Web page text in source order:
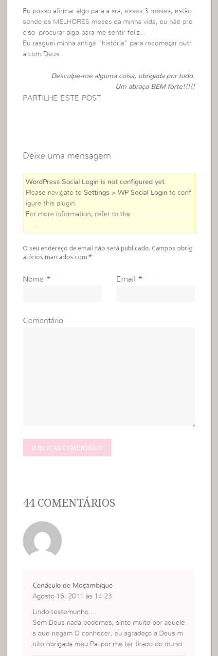
Eu posso afirmar algo para a sra, esses 3 meses, estão
sendo os MELHORES meses da minha vida, eu não pre
ciso procurar algo para me sentir feliz…
Eu rasguei minha antiga “história” para recomeçar outr
a com Deus.
Desculpe-me alguma coisa, obrigada por tudo.
Um abraço BEM forte!!!!!
PARTILHE ESTE POST
Deixe uma mensagem
WordPress Social Login is not configured yet.
Please navigate to Settings > WP Social Login to conf
igure this plugin.
For more information, refer to the
online user guid
e
..
O seu endereço de email não será publicado. Campos obrig
atórios marcados com*
Nome * Email *
Comentário
44 COMENTÁRIOS
Cenáculo de Moçambique
Agosto 16, 2011 às 14:23
Lindo testemunho….
Sem Deus nada podemos, sinto muito por aquele
s que negam O conhecer, eu agradeço a Deus m
uito obrigada meu Pai por me ter tirado do mund